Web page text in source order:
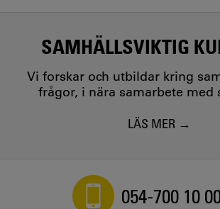
SAMHÄLLSVIKTIG
Vi forskar och utbildar kring
frågor, i nära samarbete med
LÄS MER
054-700 10